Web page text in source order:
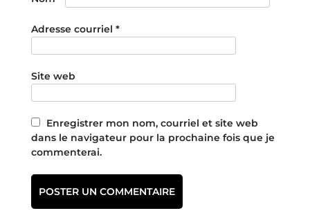
Adresse courriel *
Site web
Enregistrer mon nom, courriel et site web
dans le navigateur pour la prochaine fois que je
commenterai.